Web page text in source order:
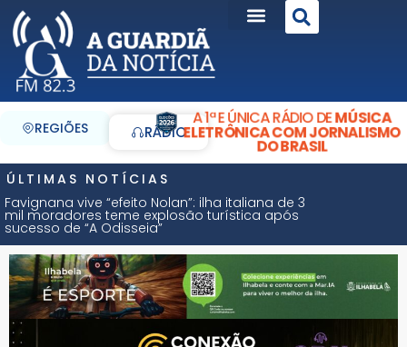
REGIÕES RÁDIO
A 1ª E ÚNICA RÁDIO DEMÚSICA
ELETRÔNICA COM JORNALISMO
DO BRASIL
ÚLTIMAS NOTÍCIAS
Favignana vive “efeito Nolan”: ilha italiana de 3
mil moradores teme explosão turística após
sucesso de “A Odisseia”